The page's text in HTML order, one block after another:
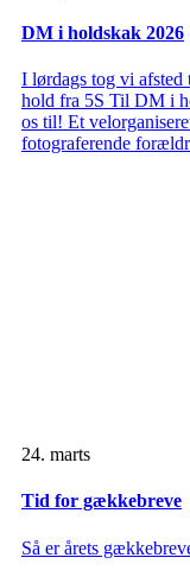
DM i holdskak 2026
I lørdags tog vi
hold fra 5S Til DM i
os til! Et
fotograferende
24. marts
Tid for gækkebreve
Så er årets